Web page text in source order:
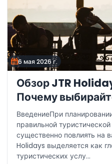
6 мая 2026 г.
Обзор JTR
Почему
ВведениеПри
правильной
существенно повлиять на
Holidays выделяется как
туристических услу...